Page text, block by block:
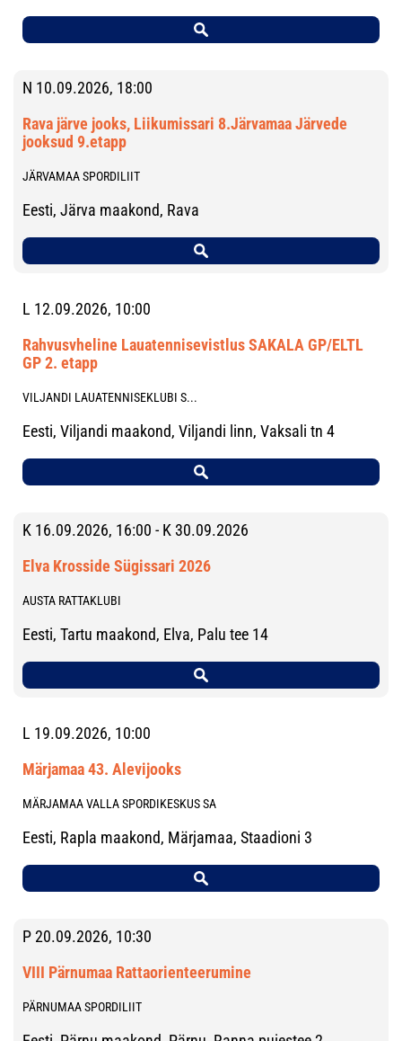
N 10.09.2026, 18:00
Rava järve jooks, Liikumissari 8.Järvamaa Järvede
jooksud 9.etapp
JÄRVAMAA SPORDILIIT
Eesti, Järva maakond, Rava
L 12.09.2026, 10:00
Rahvusvheline Lauatennisevistlus SAKALA GP/ELTL
GP 2. etapp
VILJANDI LAUATENNISEKLUBI S...
Eesti, Viljandi maakond, Viljandi linn, Vaksali tn 4
K 16.09.2026, 16:00 - K 30.09.2026
Elva Krosside Sügissari 2026
AUSTA RATTAKLUBI
Eesti, Tartu maakond, Elva, Palu tee 14
L 19.09.2026, 10:00
Märjamaa 43. Alevijooks
MÄRJAMAA VALLA SPORDIKESKUS SA
Eesti, Rapla maakond, Märjamaa, Staadioni 3
P 20.09.2026, 10:30
VIII Pärnumaa Rattaorienteerumine
PÄRNUMAA SPORDILIIT